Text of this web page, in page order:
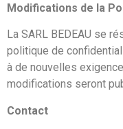
Modifications de la
La SARL BEDEAU se
politique de
à de nouvelles
modifications seront
Contact